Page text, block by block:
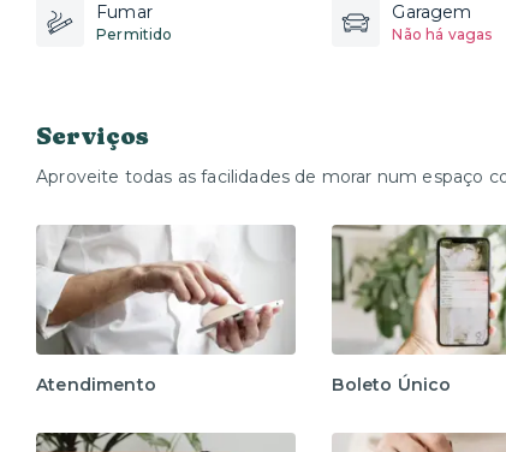
Fumar
Permitido
Garagem
Não há vagas
Serviços
Aproveite todas as facilidades de morar num espaço
Atendimento Boleto Único